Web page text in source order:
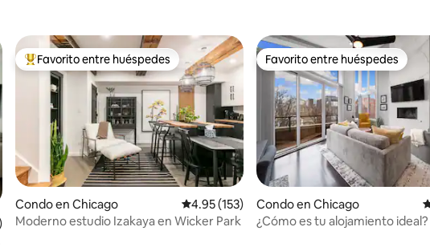
promedio: 4.95 de 5, 165 reseñas
Favorito entre huéspedes preferido
Favorito entre huéspedes
Condo en Chicago Calificación promedio: 4.95 de 5, 153 reseñas
4.95 (153)
Moderno estudio Izakaya en Wicker Park
Favorito entre huéspedes
Favorito entre huéspedes
Condo en Chicago
¿Cómo es tu alojamiento ideal?